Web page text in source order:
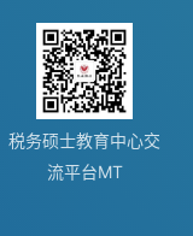
税务硕士教育中心交
流平台MT